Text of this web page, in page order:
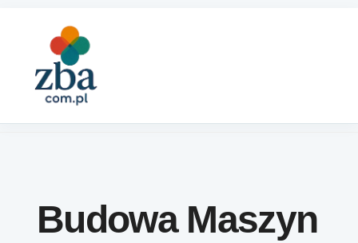
Budowa Maszyn